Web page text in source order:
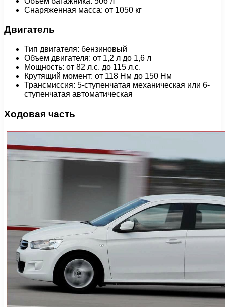
Снаряженная масса: от 1050 кг
Двигатель
Тип двигателя: бензиновый
Объем двигателя: от 1,2 л до 1,6 л
Мощность: от 82 л.с. до 115 л.с.
Крутящий момент: от 118 Нм до 150 Нм
Трансмиссия: 5-ступенчатая механическая или 6-
ступенчатая автоматическая
Ходовая часть